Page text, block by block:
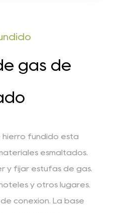
gas de
fundido está
esmaltados.
y fijar estufas de gas.
y otros lugares.
conexión. La base